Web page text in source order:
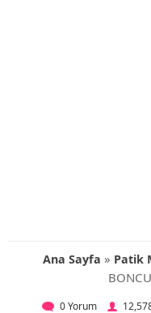
Ana Sayfa » Patik
0 Yorum